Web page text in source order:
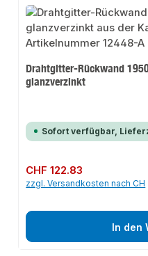
Drahtgitter-Rückwand
glanzverzinkt
Sofort verfügbar,
Regulärer Preis:
CHF 122.83
zzgl. Versandkosten nach CH
In den